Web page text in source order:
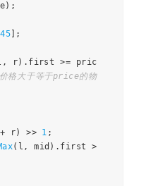
);
45];
, r). first >=
pric
格大于等于price的物
+ r) >> 1 ;
( l , mid ). first
>